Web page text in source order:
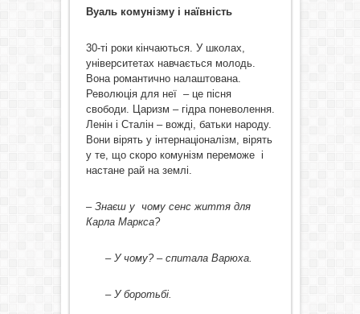
Вуаль комунізму і наївність
30-ті роки кінчаються. У школах,
університетах навчається молодь.
Вона романтично налаштована.
Революція для неї – це пісня
свободи. Царизм – гідра поневолення.
Ленін і Сталін – вожді, батьки народу.
Вони вірять у інтернаціоналізм, вірять
у те, що скоро комунізм переможе і
настане рай на землі.
– Знаєш у чому сенс життя для
Карла Маркса?
– У чому? – спитала Варюха.
– У боротьбі.